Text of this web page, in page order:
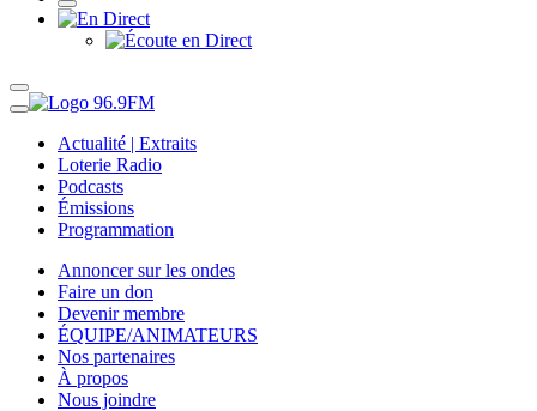
Actualité | Extraits
Loterie Radio
Podcasts
Émissions
Programmation
Annoncer sur les ondes
Faire un don
Devenir membre
ÉQUIPE/ANIMATEURS
Nos partenaires
À propos
Nous joindre